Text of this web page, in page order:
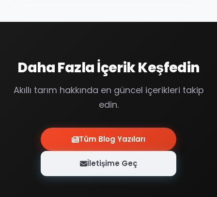
Daha Fazla İçerik Keşfedin
Akıllı tarım hakkında en güncel içerikleri takip
edin.
Tüm Blog Yazıları
İletişime Geç